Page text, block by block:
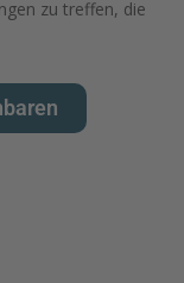
zu treffen, die